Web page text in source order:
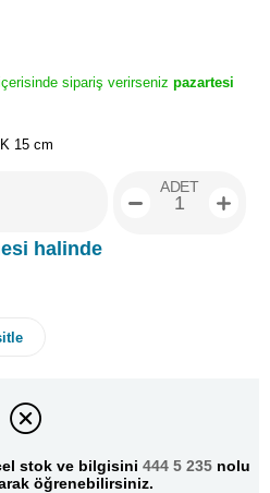
sipariş verirseniz pazartesi
15 cm
halinde
ADET
stok ve bilgisini 444 5 235 nolu
öğrenebilirsiniz.